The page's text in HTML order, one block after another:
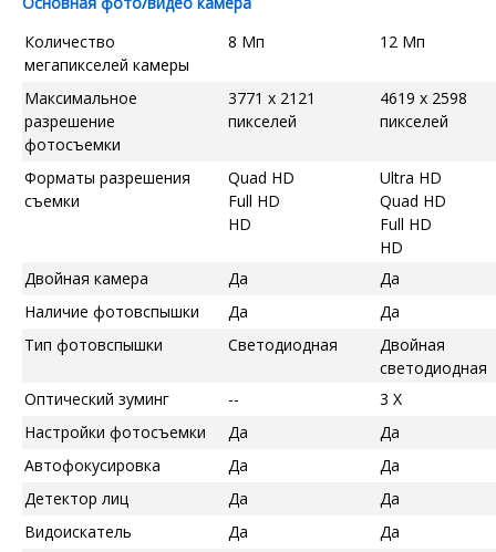
Количество
мегапикселей камеры
8 Мп 12 Мп
Максимальное
разрешение
фотосъемки
3771 x 2121
пикселей
4619 x 2598
пикселей
Форматы разрешения
съемки
Quad HD
Full HD
HD
Ultra HD
Quad HD
Full HD
HD
Двойная камера
Да
Да
Наличие фотовспышки
Да
Да
Тип фотовспышки
Светодиодная
Двойная
светодиодная
Оптический зуминг
--
3 X
Настройки фотосъемки
Да
Да
Автофокусировка
Да
Да
Детектор лиц
Да
Да
Видоискатель
Да
Да